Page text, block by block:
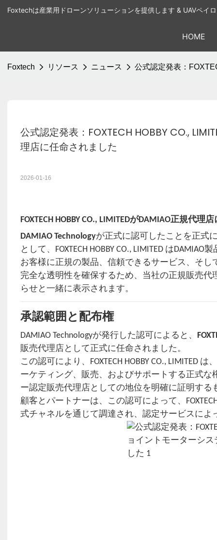
Foxtechは産業用ドローンソリューションを提供します & UAVペイ
HOME
Foxtech リソース ニュース 公式認定発表：
公式認定発表：FOXTECH HOBBY CO.,
理店に任命されました
2026-01-16
FOXTECH HOBBY CO., LIMITEDがDAMIAO正規代理
DAMIAO Technologyが正式に認可したことを正式
として、FOXTECH HOBBY CO., LIMITED は
お客様に正規の製品、信頼できるサービス、そ
完全な透明性を確保するため、当社の正規販売
らせと一緒に表示されます。
承認範囲と配布権
DAMIAO Technologyが発行した認可によると、
販売代理店として正式に任命されました。
この認可により、FOXTECH HOBBY CO., LIMITED
ーケティング、販売、およびサポートする正式
ー認定販売代理店としての地位を明確に証明する
顧客とパートナーは、この認可によって、
式チャネルを通じて調達され、認定サービスに